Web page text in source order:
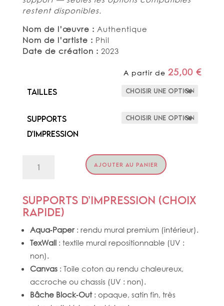
restent disponibles.
Nom de l’œuvre : Authentique
Nom de l’artiste : Phil
Date de création : 2023
A partir de25,00€
Tailles
Supports
d'impression
AJOUTER AU PANIER
Supports d’impression (choix
rapide)
Aqua‑Paper: rendu mural premium (intérieur).
TexWall: textile mural repositionnable (UV :
non).
Canvas: Toile coton au rendu chaleureux,
accroche ou chassis (UV : non).
Bâche Block‑Out: opaque, satin fin, très